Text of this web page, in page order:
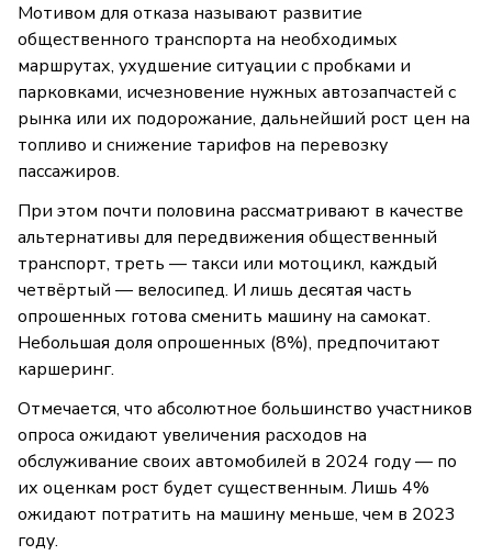
Мотивом для отказа называют развитие
общественного транспорта на необходимых
маршрутах, ухудшение ситуации с пробками и
парковками, исчезновение нужных автозапчастей с
рынка или их подорожание, дальнейший рост цен на
топливо и снижение тарифов на перевозку
пассажиров.
При этом почти половина рассматривают в качестве
альтернативы для передвижения общественный
транспорт, треть — такси или мотоцикл, каждый
четвёртый — велосипед. И лишь десятая часть
опрошенных готова сменить машину на самокат.
Небольшая доля опрошенных (8%), предпочитают
каршеринг.
Отмечается, что абсолютное большинство участников
опроса ожидают увеличения расходов на
обслуживание своих автомобилей в 2024 году — по
их оценкам рост будет существенным. Лишь 4%
ожидают потратить на машину меньше, чем в 2023
году.